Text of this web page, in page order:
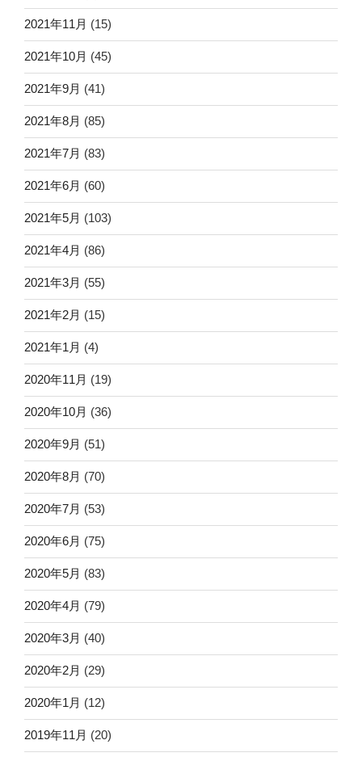
2021年11月 (15)
2021年10月 (45)
2021年9月 (41)
2021年8月 (85)
2021年7月 (83)
2021年6月 (60)
2021年5月 (103)
2021年4月 (86)
2021年3月 (55)
2021年2月 (15)
2021年1月 (4)
2020年11月 (19)
2020年10月 (36)
2020年9月 (51)
2020年8月 (70)
2020年7月 (53)
2020年6月 (75)
2020年5月 (83)
2020年4月 (79)
2020年3月 (40)
2020年2月 (29)
2020年1月 (12)
2019年11月 (20)